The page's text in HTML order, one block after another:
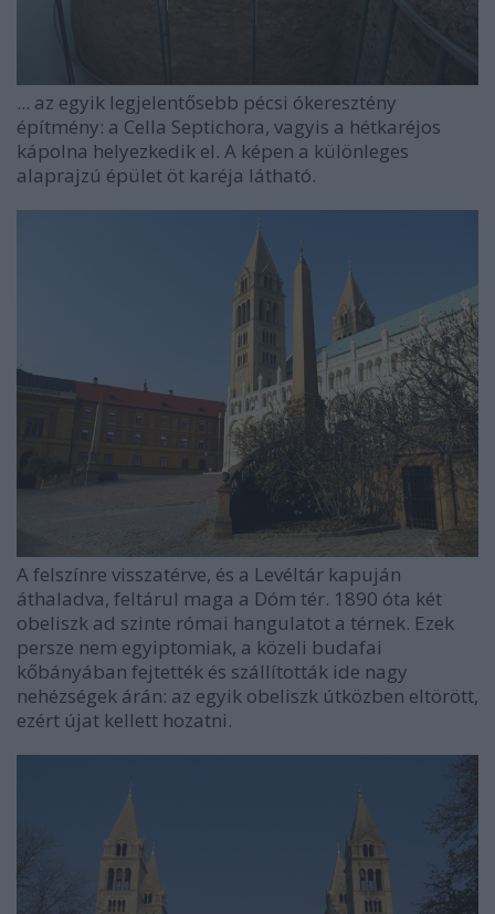
... az egyik legjelentősebb pécsi ókeresztény
építmény: a Cella Septichora, vagyis a hétkaréjos
kápolna helyezkedik el. A képen a különleges
alaprajzú épület öt karéja látható.
A felszínre visszatérve, és a Levéltár kapuján
áthaladva, feltárul maga a Dóm tér. 1890 óta két
obeliszk ad szinte római hangulatot a térnek. Ezek
persze nem egyiptomiak, a közeli budafai
kőbányában fejtették és szállították ide nagy
nehézségek árán: az egyik obeliszk útközben eltörött,
ezért újat kellett hozatni.